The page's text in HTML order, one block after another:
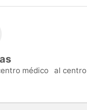
médico al